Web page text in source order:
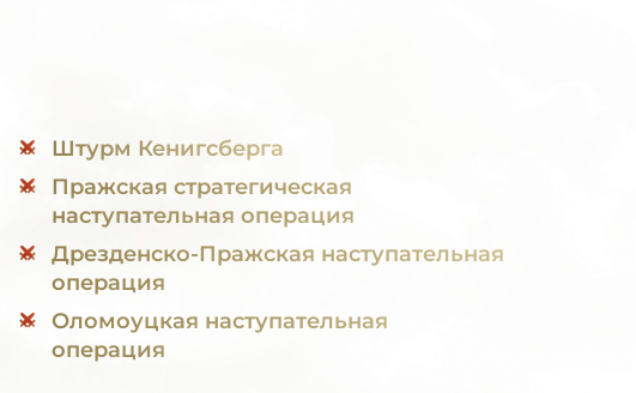
Штурм Кенигсберга
Пражская стратегическая
наступательная операция
Дрезденско-Пражская наступательная
операция
Оломоуцкая наступательная
операция